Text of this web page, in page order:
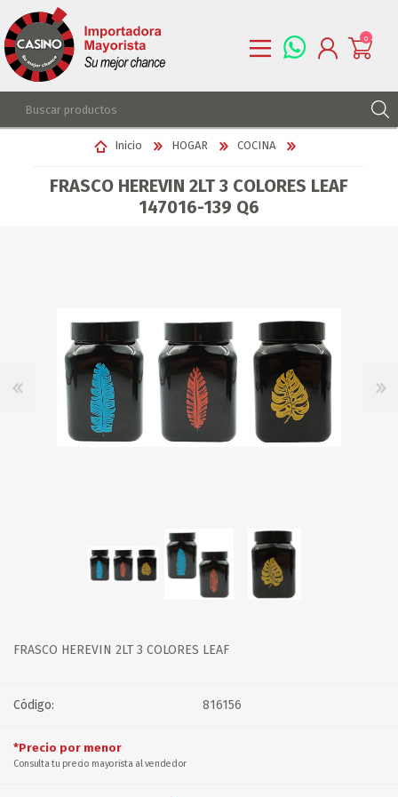
REGISTRARSE
LISTA DE DESEOS
0
Inicio HOGAR COCINA
FRASCO HEREVIN 2LT 3 COLORES LEAF
147016-139 Q6
FRASCO HEREVIN 2LT 3 COLORES LEAF
Código: 816156
*Precio por menor
Consulta tu precio mayorista al vendedor